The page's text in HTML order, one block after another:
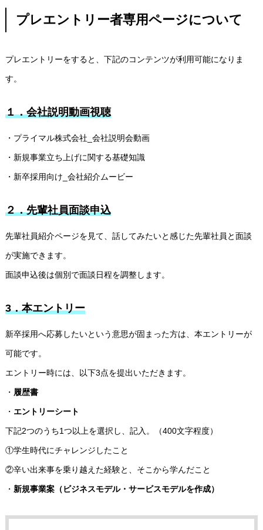
プライマルについて
プロジェクトの事例と社員の成長
先輩社員紹介・面談申し込み
募集要項
プライマル新卒採用エントリー
プライマルについて
プレエントリー者専用ページについて
プレエントリーをすると、下記のコンテンツが利用可能になりま
す。
１．会社説明動画視聴
・プライマル株式会社_会社説明会動画
・新規事業立ち上げに関する基礎知識
・新卒採用向け_会社紹介ムービー
２．先輩社員面談申込
先輩社員紹介ページを見て、話してみたいと感じた先輩社員と面談
が実施できます。
面談申込後は個別で面談日程を調整します。
3．本エントリー
新卒採用へ応募したいという意思が固まった方は、本エントリーが
可能です。
エントリー時には、以下3点を提出いただきます。
・ 履歴書
・ エントリーシート
下記2つのうち1つ以上を選択し、記入。（400文字程度）
①学生時代にチャレンジしたこと
②辛い出来事を乗り越えた経験と、そこから学んだこと
・ 新規事業案（ビジネスモデル・サービスモデルを作成）